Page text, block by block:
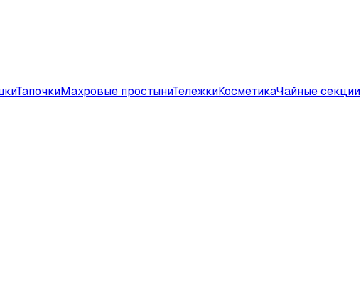
ТапочкиМахровые простыниТележкиКосметикаЧайные секции